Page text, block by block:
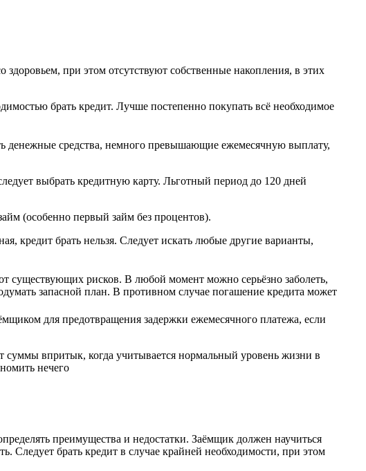
при этом отсутствуют собственные накопления, в этих
брать кредит. Лучше постепенно покупать всё необходимое
денежные средства, немного превышающие ежемесячную выплату,
выбрать кредитную карту. Льготный период до 120 дней
(особенно первый займ без процентов).
кредит брать нельзя. Следует искать любые другие варианты,
существующих рисков. В любой момент можно серьёзно заболеть,
запасной план. В противном случае погашение кредита может
для предотвращения задержки ежемесячного платежа, если
суммы впритык, когда учитывается нормальный уровень жизни в
нечего
преимущества и недостатки. Заёмщик должен научиться
Следует брать кредит в случае крайней необходимости, при этом